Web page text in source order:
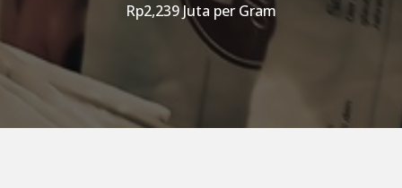
Rp2,239 Juta per Gram